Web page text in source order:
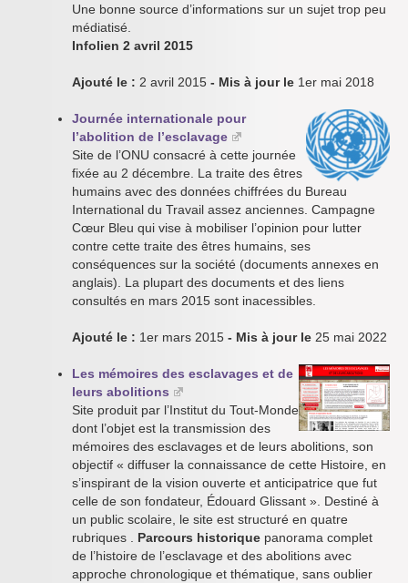
Une bonne source d’informations sur un sujet trop peu
médiatisé.
Infolien 2 avril 2015
Ajouté le : 2 avril 2015 - Mis à jour le 1er mai 2018
Journée internationale pour
l’abolition de l’esclavage
Site de l’ONU consacré à cette journée
fixée au 2 décembre. La traite des êtres
humains avec des données chiffrées du Bureau
International du Travail assez anciennes. Campagne
Cœur Bleu qui vise à mobiliser l’opinion pour lutter
contre cette traite des êtres humains, ses
conséquences sur la société (documents annexes en
anglais). La plupart des documents et des liens
consultés en mars 2015 sont inacessibles.
Ajouté le : 1er mars 2015 - Mis à jour le 25 mai 2022
Les mémoires des esclavages et de
leurs abolitions
Site produit par l’Institut du Tout-Monde
dont l’objet est la transmission des
mémoires des esclavages et de leurs abolitions, son
objectif « diffuser la connaissance de cette Histoire, en
s’inspirant de la vision ouverte et anticipatrice que fut
celle de son fondateur, Édouard Glissant ». Destiné à
un public scolaire, le site est structuré en quatre
rubriques . Parcours historique panorama complet
de l’histoire de l’esclavage et des abolitions avec
approche chronologique et thématique, sans oublier